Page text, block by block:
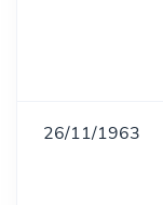
26/11/1963